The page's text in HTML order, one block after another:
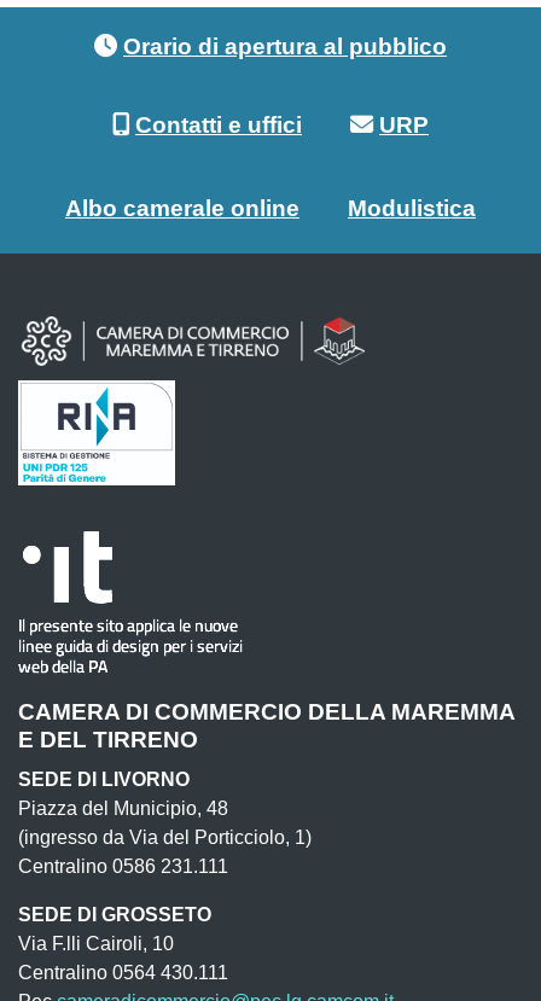
Orario di apertura al pubblico
Contatti e uffici URP
Albo camerale online Modulistica
CAMERA DI COMMERCIO DELLA MAREMMA
E DEL TIRRENO
SEDE DI LIVORNO
Piazza del Municipio, 48
(ingresso da Via del Porticciolo, 1)
Centralino 0586 231.111
SEDE DI GROSSETO
Via F.lli Cairoli, 10
Centralino 0564 430.111